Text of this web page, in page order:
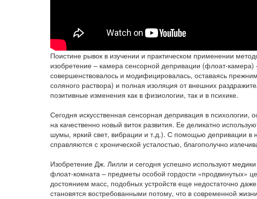
Поистине рывок в изучении и практическом применении
изобретение – камера сенсорной депривации (флоат-камера)
совершенствовалось и модифицировалась, оставаясь
соляного раствора) и полная изоляция от внешних
позитивные изменения как в физиологии, так и в психике.
Сегодня искусственная сенсорная депривация в
на качественно новый виток развития. Ее деликатно
шумы, яркий свет, вибрации и т.д.). С помощью депривации в
справляются с хронической усталостью, благополучно
Изобретение Дж. Лилли и сегодня успешно используют
флоат-комната – предметы особой гордости «продвинутых»
достоянием масс, подобных устройств еще недостаточно
становятся востребованными потому, что в современной